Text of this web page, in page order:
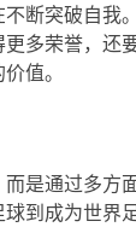
断突破自我
多荣誉，还
值。
是通过多方
到成为世界